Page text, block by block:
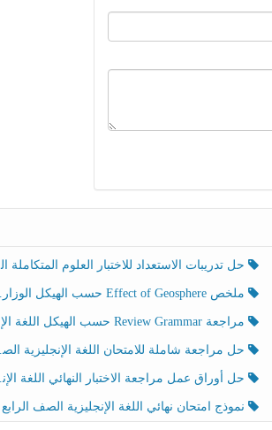
حل تدريبات الاستعداد للاختبار العلوم المتكاملة الصف الخامس عام الفصل الثالث
ملخص Effect of Geosphere حسب الهيكل الوزاري العلوم المتكاملة الصف الخامس انسبير الفصل الثالث
مراجعة Review Grammar حسب الهيكل اللغة الإنجليزية الصف الخامس الفصل الثالث
حل مراجعة شاملة للامتحان اللغة الإنجليزية الصف الخامس الفصل الثالث
حل أوراق عمل مراجعة الاختبار النهائي اللغة الإنجليزية الصف الرابع الفصل الثالث
نموذج امتحان نهائي اللغة الإنجليزية الصف الرابع الفصل الثالث